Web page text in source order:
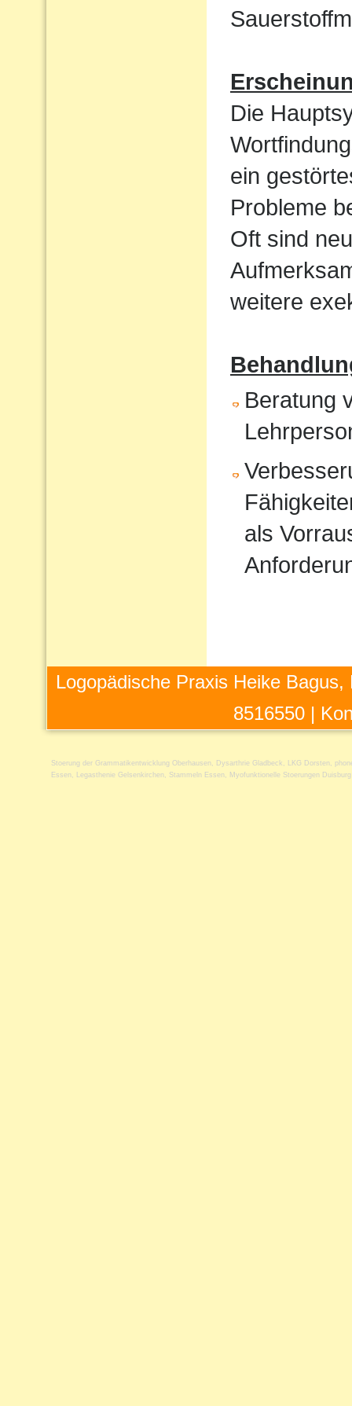
Die
ein
Probleme
Oft sind
weitere
Beratung
als
Logopädische Praxis Heike
8516550 |
Stoerung der Grammatikentwicklung Oberhausen , Dysarthrie Gladbeck , LKG Dorsten ,
Essen , Legasthenie Gelsenkirchen , Stammeln Essen , Myofunktionelle Stoerungen Duisburg